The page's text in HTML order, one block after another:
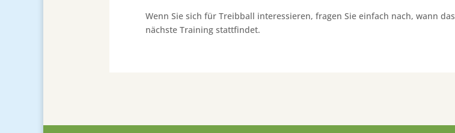
Wenn Sie sich für Treibball interessieren, fragen Sie einfach nach, wann das
nächste Training stattfindet.